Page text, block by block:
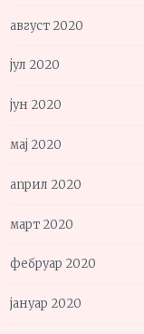
август 2020
јул 2020
јун 2020
мај 2020
април 2020
март 2020
фебруар 2020
јануар 2020